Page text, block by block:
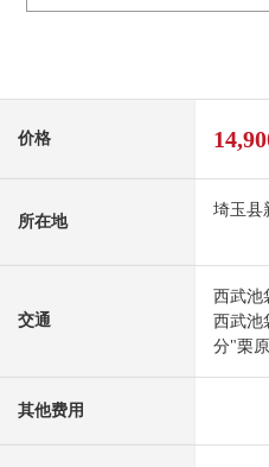
价格
所在地
埼玉县
交通
西武池
西武池
分"栗
其他费用